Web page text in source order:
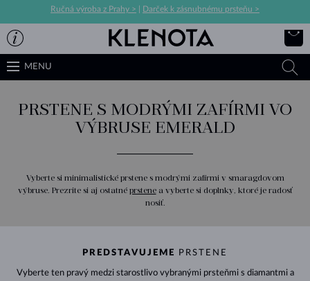
Ručná výroba z Prahy > Darček k zásnubnému prsteňu >
MENU
PRSTENE S MODRÝMI ZAFÍRMI VO
VÝBRUSE EMERALD
Vyberte si minimalistické prstene s modrými zafírmi v smaragdovom
výbruse. Prezrite si aj ostatné prstenea vyberte si doplnky, ktoré je radosť
nosiť.
PREDSTAVUJEME PRSTENE
Vyberte ten pravý medzi starostlivo vybranými prsteňmi s diamantmi a